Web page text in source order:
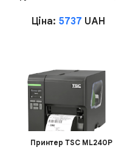
Ціна: 5737 UAH
Принтер TSC ML240P